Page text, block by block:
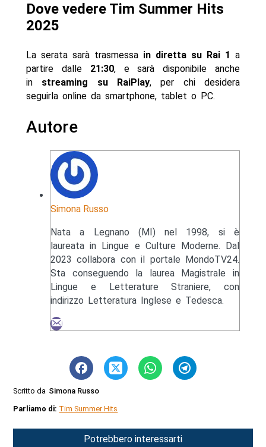
Dove vedere Tim Summer Hits
2025
La serata sarà trasmessa in diretta su Rai 1 a
partire dalle 21:30, e sarà disponibile anche
in streaming su RaiPlay, per chi desidera
seguirla online da smartphone, tablet o PC.
Autore
Simona Russo
Nata a Legnano (MI) nel 1998, si è
laureata in Lingue e Culture Moderne. Dal
2023 collabora con il portale MondoTV24.
Sta conseguendo la laurea Magistrale in
Lingue e Letterature Straniere, con
indirizzo Letteratura Inglese e Tedesca.
Scritto da Simona Russo
Parliamo di: Tim Summer Hits
Potrebbero interessarti